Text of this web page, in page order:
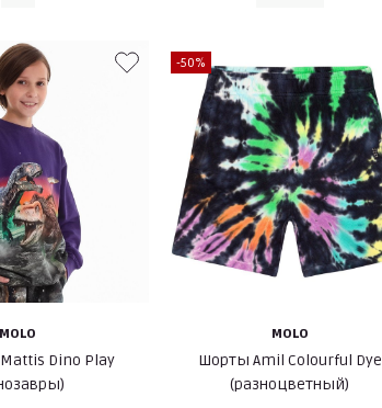
MOLO
Dino Play
-50%
MOLO
Шорты Amil Colourful Dye
(разноцветный)